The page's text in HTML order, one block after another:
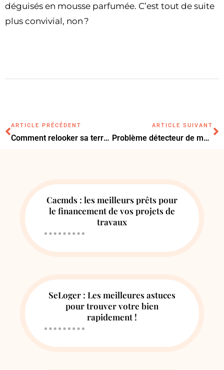
déguisés en mousse parfumée. C’est tout de suite
plus convivial, non ?
ARTICLE PRÉCÉDENT
Comment relooker sa terrasse avec le rentoilage de son store banne
ARTICLE SUIVANT
Problème détecteur de mouvement reste allumé : les 7 solutions à tester chez soi
Cacmds : les meilleurs prêts pour
le financement de vos projets de
travaux
SeLoger : Les meilleures astuces
pour trouver votre bien
rapidement !